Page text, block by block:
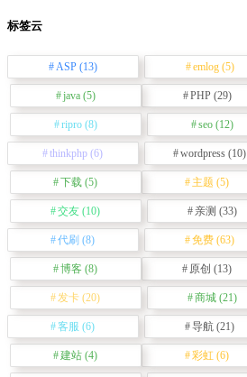
标签云
ASP(13) emlog(5)
java(5) PHP(29)
ripro(8) seo (12)
thinkphp (6) wordpress (10)
下载 (5) 主题 (5)
交友 (10) 亲测 (33)
代刷 (8) 免费 (63)
博客 (8) 原创 (13)
发卡 (20) 商城 (21)
客服 (6) 导航 (21)
建站 (4) 彩虹 (6)